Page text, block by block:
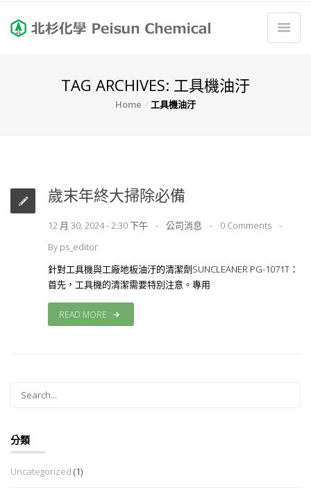
TAG ARCHIVES: 工具機油汙
Home 工具機油汙
歲末年終大掃除必備
12 月 30, 2024 - 2:30 下午 公司消息
0 Comments
By ps_editor
針對工具機與工廠地板油汙的清潔劑SUNCLEANER PG-1071T：
首先，工具機的清潔需要特別注意。專用
READ MORE
分類
Uncategorized (1)